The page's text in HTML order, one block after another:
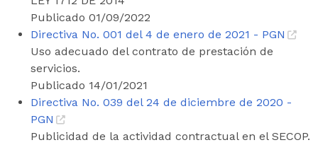
Publicado 01/09/2022
Directiva No. 001 del 4 de enero de 2021 - PGN
Uso adecuado del contrato de prestación de
servicios.
Publicado 14/01/2021
Directiva No. 039 del 24 de diciembre de 2020 -
PGN
Publicidad de la actividad contractual en el SECOP.